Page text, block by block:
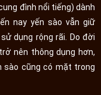
đình nổi tiếng) dành
nay yến sào vẫn giữ
dụng rộng rãi. Do đời
nên thông dụng hơn,
sào cũng có mặt trong